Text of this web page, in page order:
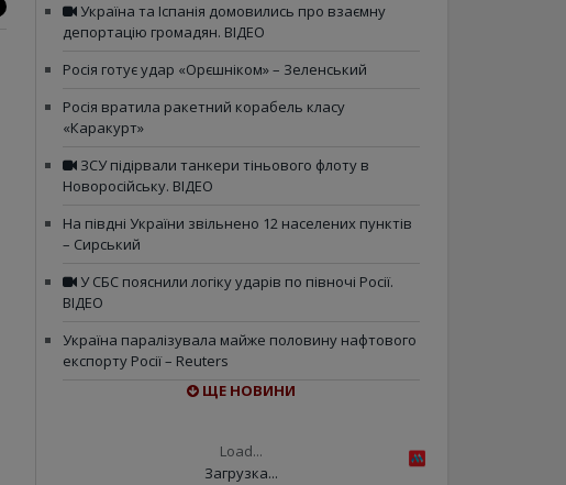
Україна та Іспанія домовились про взаємну
депортацію громадян. ВІДЕО
Росія готує удар «Орєшніком» – Зеленський
Росія вратила ракетний корабель класу
«Каракурт»
ЗСУ підірвали танкери тіньового флоту в
Новоросійську. ВІДЕО
На півдні України звільнено 12 населених пунктів
– Сирський
У СБС пояснили логіку ударів по півночі Росії.
ВІДЕО
Україна паралізувала майже половину нафтового
експорту Росії – Reuters
ЩЕ НОВИНИ
Load...
Загрузка...